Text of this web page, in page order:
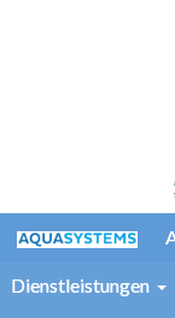
Dienstleistungen